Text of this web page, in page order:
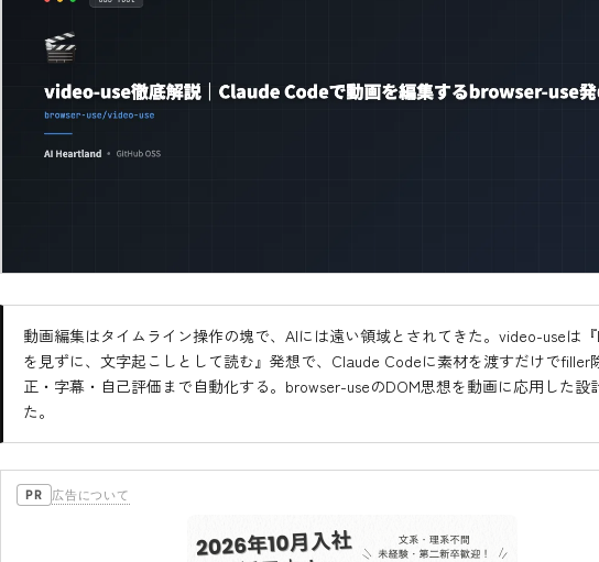
動画編集はタイムライン操作の塊で、AIには遠い領域とされてきた。video-useは
を見ずに、文字起こしとして読む』発想で、Claude Codeに素材を渡すだけでfiller
正・字幕・自己評価まで自動化する。browser-useのDOM思想を動画に応用した設
た。
PR 広告について